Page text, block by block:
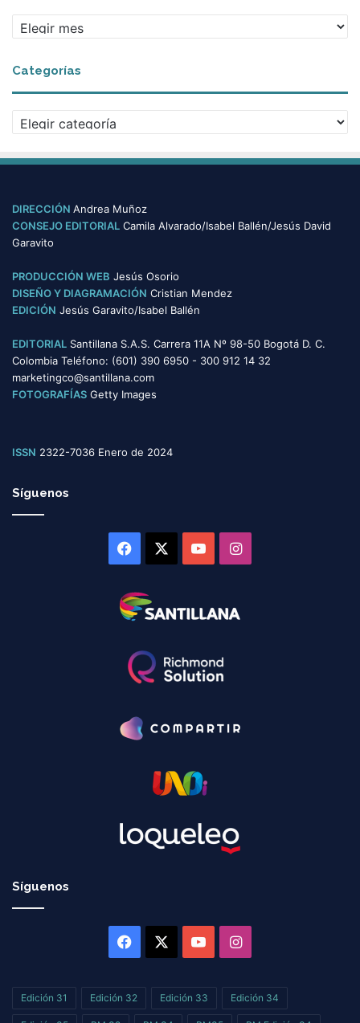
Archivos
Categorías
Categorías
DIRECCIÓN Andrea Muñoz
CONSEJO EDITORIAL Camila Alvarado/Isabel Ballén/Jesús David
Garavito
PRODUCCIÓN WEB Jesús Osorio
DISEÑO Y DIAGRAMACIÓN Cristian Mendez
EDICIÓN Jesús Garavito/Isabel Ballén
EDITORIAL Santillana S.A.S. Carrera 11A Nº 98-50 Bogotá D. C.
Colombia Teléfono: (601) 390 6950 - 300 912 14 32
marketingco@santillana.com
FOTOGRAFÍAS Getty Images
ISSN 2322-7036 Enero de 2024
Síguenos
Facebook YouTubeInstagram
Síguenos
Facebook YouTubeInstagram
Edición 31 Edición 32 Edición 33 Edición 34